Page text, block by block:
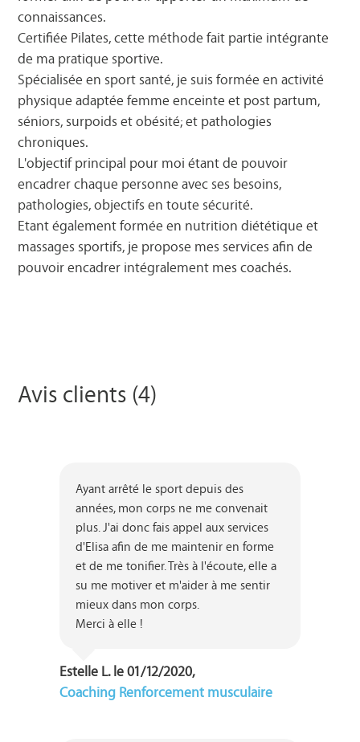
connaissances.
Certifiée Pilates, cette méthode fait partie intégrante
de ma pratique sportive.
Spécialisée en sport santé, je suis formée en activité
physique adaptée femme enceinte et post partum,
séniors, surpoids et obésité; et pathologies
chroniques.
L'objectif principal pour moi étant de pouvoir
encadrer chaque personne avec ses besoins,
pathologies, objectifs en toute sécurité.
Etant également formée en nutrition diététique et
massages sportifs, je propose mes services afin de
pouvoir encadrer intégralement mes coachés.
Avis clients (4)
Ayant arrêté le sport depuis des
années, mon corps ne me convenait
plus. J'ai donc fais appel aux services
d'Elisa afin de me maintenir en forme
et de me tonifier. Très à l'écoute, elle a
su me motiver et m'aider à me sentir
mieux dans mon corps.
Estelle L. le 01/12/2020,
Coaching Renforcement musculaire